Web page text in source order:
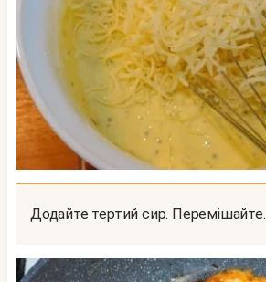
Додайте тертий сир. Перемішайте.